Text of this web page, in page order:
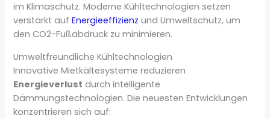
im Klimaschutz. Moderne Kühltechnologien setzen
verstärkt aufEnergieeffizienz und Umweltschutz, um
den CO2-Fußabdruck zu minimieren.
Umweltfreundliche Kühltechnologien
Innovative Mietkältesysteme reduzieren
Energieverlust durch intelligente
Dämmungstechnologien. Die neuesten Entwicklungen
konzentrieren sich auf: